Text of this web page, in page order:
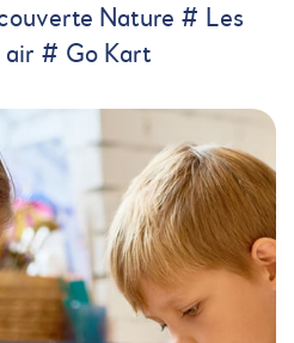
Nature # Les
air # Go Kart